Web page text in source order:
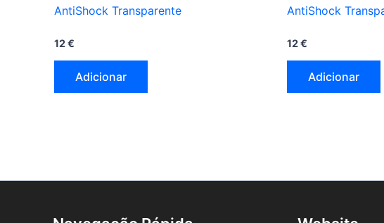
AntiShock Transparente
12€
Adicionar
AntiShock
12€
Adicionar